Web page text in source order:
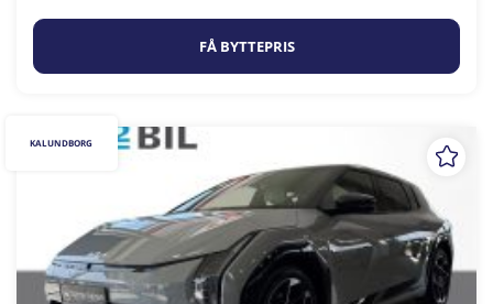
FÅ BYTTEPRIS
KALUNDBORG